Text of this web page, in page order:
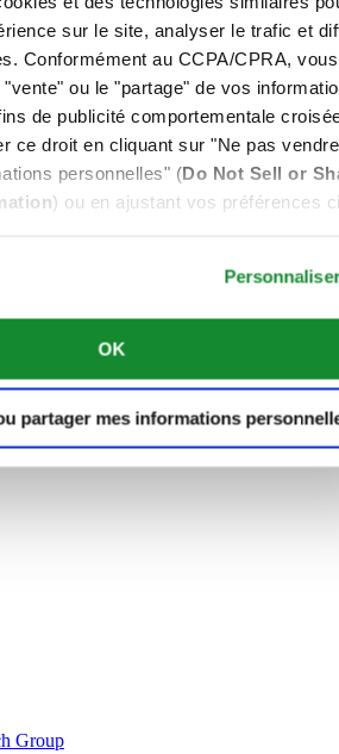
sur le site, analyser le trafic et
Conformément au CCPA/CPRA,
ou le "partage" de vos
de publicité comportementale
ce droit en cliquant sur "Ne pas
personnelles" (Do Not Sell or
) ou en ajustant vos préférences
OK
partager mes informations
Group